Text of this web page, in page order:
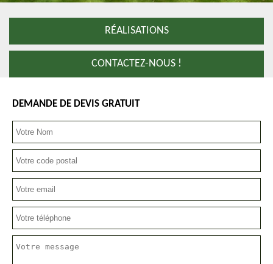
RÉALISATIONS
CONTACTEZ-NOUS !
DEMANDE DE DEVIS GRATUIT